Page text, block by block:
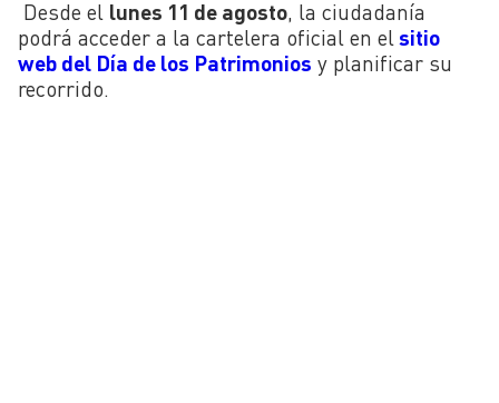
Desde el lunes 11 de agosto, la ciudadanía
podrá acceder a la cartelera oficial en el sitio
web del Día de los Patrimonios y planificar su
recorrido.